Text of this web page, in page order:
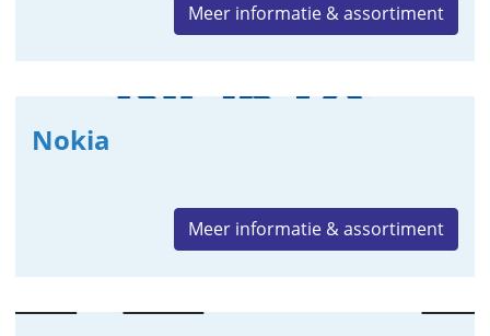
Meer informatie & assortiment
Nokia
Meer informatie & assortiment